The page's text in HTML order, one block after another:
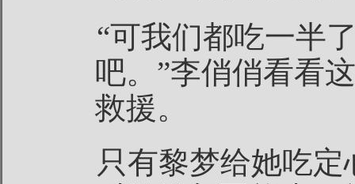
“可我们都吃一半
吧。”李俏俏看看
救援。
只有黎梦给她吃